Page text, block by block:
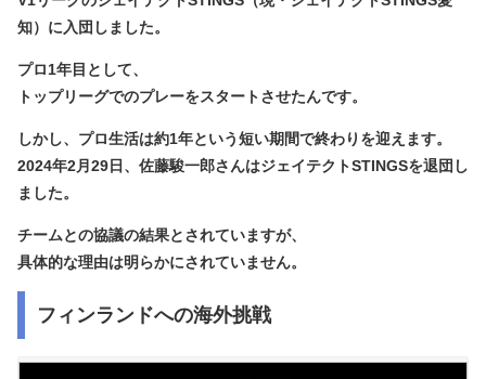
知）に入団 しました。
プロ1年目として、
トップリーグでのプレーをスタートさせたんです。
しかし、プロ生活は約1年という短い期間で終わりを迎えます。
2024年2月29日、佐藤駿一郎さんはジェイテクトSTINGSを退団 し
ました。
チームとの協議の結果とされていますが、
具体的な理由は明らかにされていません。
フィンランドへの海外挑戦